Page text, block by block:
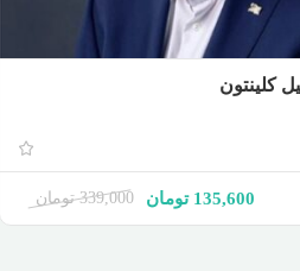
کلینتون
339,000 تومان 135,600 تومان